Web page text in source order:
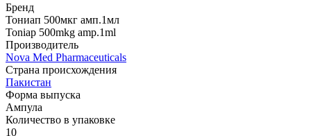
Бренд
Тониап 500мкг амп.1мл
Toniap 500mkg amp.1ml
Производитель
Nova Med Pharmaceuticals
Страна происхождения
Пакистан
Форма выпуска
Ампула
Количество в упаковке
10